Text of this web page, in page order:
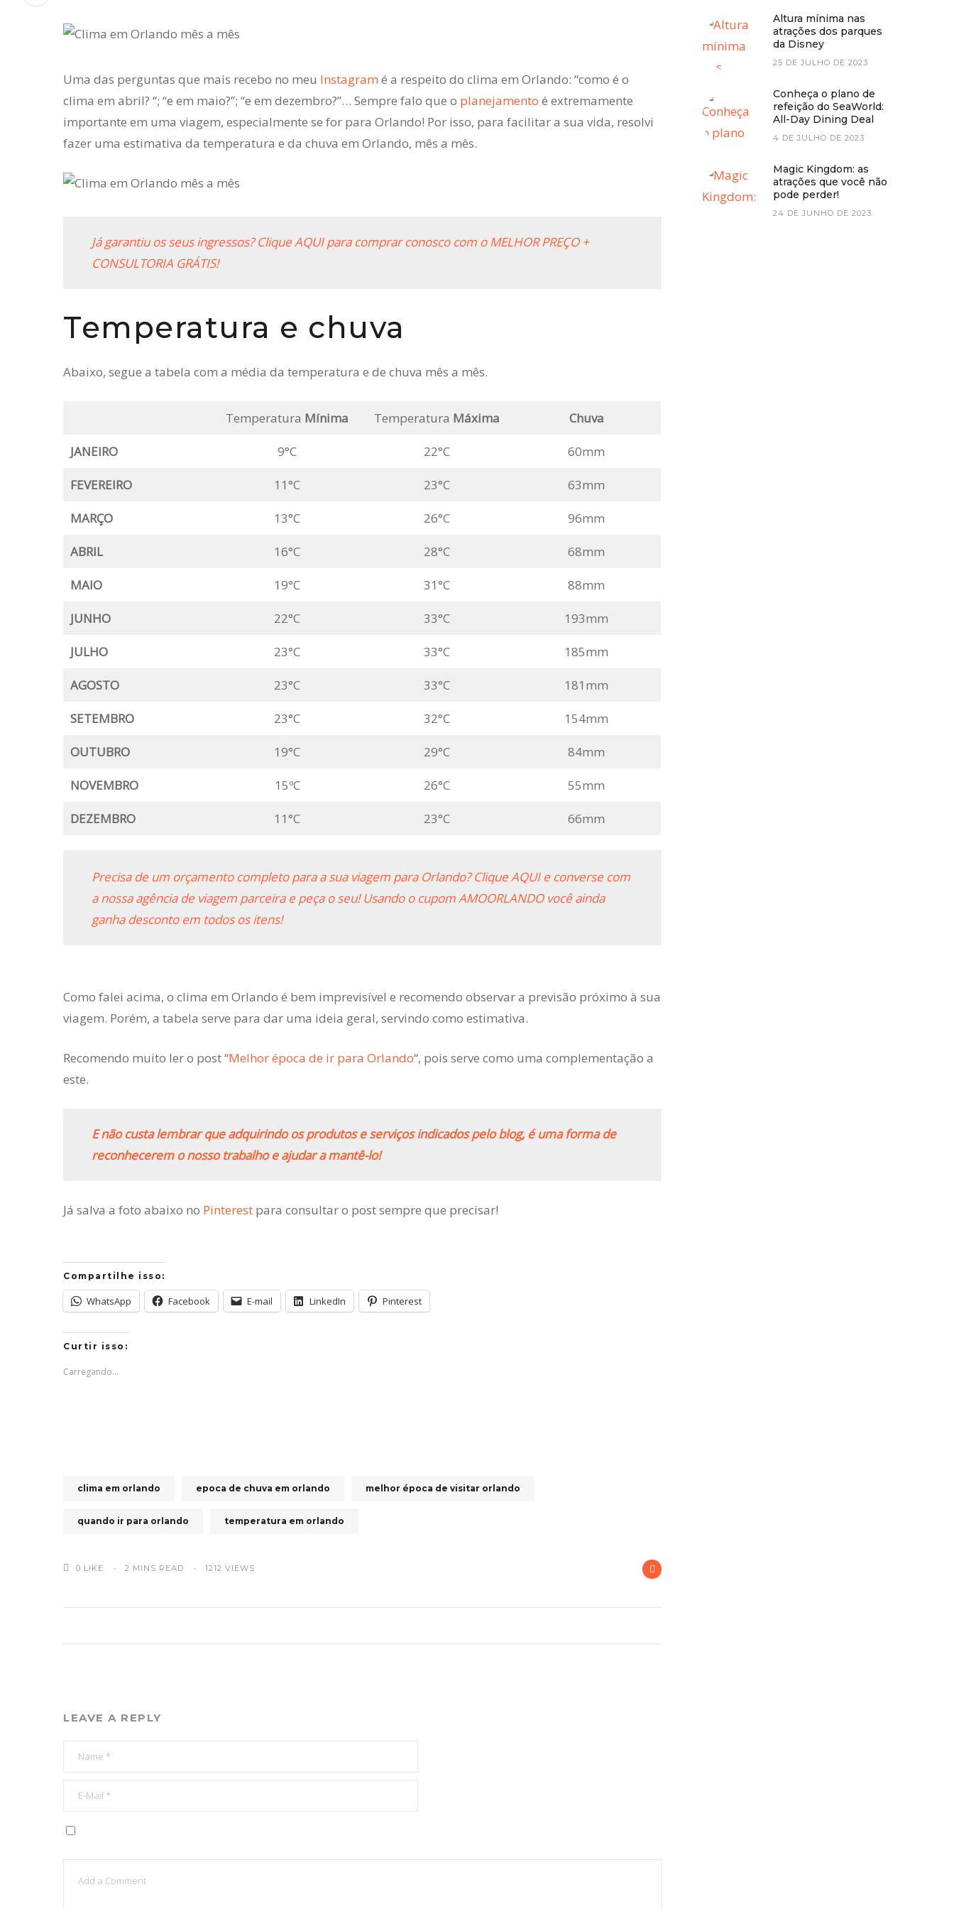
Uma das perguntas que mais recebo no meu Instagram é a respeito do clima em Orlando: “como é o
clima em abril? “; “e em maio?”; “e em dezembro?”… Sempre falo que o planejamento é extremamente
importante em uma viagem, especialmente se for para Orlando! Por isso, para facilitar a sua vida, resolvi
fazer uma estimativa da temperatura e da chuva em Orlando, mês a mês.
Já garantiu os seus ingressos? Clique AQUI para comprar conosco com o MELHOR PREÇO +
CONSULTORIA GRÁTIS!
Temperatura e chuva
Abaixo, segue a tabela com a média da temperatura e de chuva mês a mês.
Temperatura Mínima Temperatura Máxima Chuva
JANEIRO 9°C 22°C 60mm
FEVEREIRO 11°C 23°C 63mm
MARÇO 13°C 26°C 96mm
ABRIL 16°C 28°C 68mm
MAIO 19°C 31°C 88mm
JUNHO 22°C 33°C 193mm
JULHO 23°C 33°C 185mm
AGOSTO 23°C 33°C 181mm
SETEMBRO 23°C 32°C 154mm
OUTUBRO 19°C 29°C 84mm
NOVEMBRO 15ºC 26°C 55mm
DEZEMBRO 11°C 23°C 66mm
Precisa de um orçamento completo para a sua viagem para Orlando? Clique AQUI e converse com
a nossa agência de viagem parceira e peça o seu! Usando o cupom AMOORLANDO você ainda
ganha desconto em todos os itens!
Como falei acima, o clima em Orlando é bem imprevisível e recomendo observar a previsão próximo à sua
viagem. Porém, a tabela serve para dar uma ideia geral, servindo como estimativa.
Recomendo muito ler o post “Melhor época de ir para Orlando“, pois serve como uma complementação a
este.
E não custa lembrar que adquirindo os produtos e serviços indicados pelo blog, é uma forma de
reconhecerem o nosso trabalho e ajudar a mantê-lo!
Já salva a foto abaixo no Pinterest para consultar o post sempre que precisar!
Compartilhe isso:
WhatsApp Facebook E-mail LinkedIn Pinterest
Curtir isso:
Carregando...
clima em orlando epoca de chuva em orlando melhor época de visitar orlando
quando ir para orlando temperatura em orlando
0 LIKE 2 MINS READ 1212 VIEWS
LEAVE A REPLY
Altura mínima nas
atrações dos parques
da Disney
25 DE JULHO DE 2023
Conheça o plano de
refeição do SeaWorld:
All-Day Dining Deal
4 DE JULHO DE 2023
Magic Kingdom: as
atrações que você não
pode perder!
24 DE JUNHO DE 2023